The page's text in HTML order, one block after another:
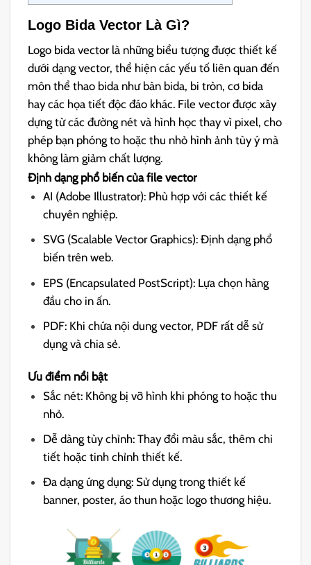
Logo Bida Vector Là Gì?
Logo bida vector là những biểu tượng được thiết kế
dưới dạng vector, thể hiện các yếu tố liên quan đến
môn thể thao bida như bàn bida, bi tròn, cơ bida
hay các họa tiết độc đáo khác. File vector được xây
dựng từ các đường nét và hình học thay vì pixel, cho
phép bạn phóng to hoặc thu nhỏ hình ảnh tùy ý mà
không làm giảm chất lượng.
Định dạng phổ biến của file vector
AI (Adobe Illustrator): Phù hợp với các thiết kế
chuyên nghiệp.
SVG (Scalable Vector Graphics): Định dạng phổ
biến trên web.
EPS (Encapsulated PostScript): Lựa chọn hàng
đầu cho in ấn.
PDF: Khi chứa nội dung vector, PDF rất dễ sử
dụng và chia sẻ.
Ưu điểm nổi bật
Sắc nét: Không bị vỡ hình khi phóng to hoặc thu
nhỏ.
Dễ dàng tùy chỉnh: Thay đổi màu sắc, thêm chi
tiết hoặc tinh chỉnh thiết kế.
Đa dạng ứng dụng: Sử dụng trong thiết kế
banner, poster, áo thun hoặc logo thương hiệu.